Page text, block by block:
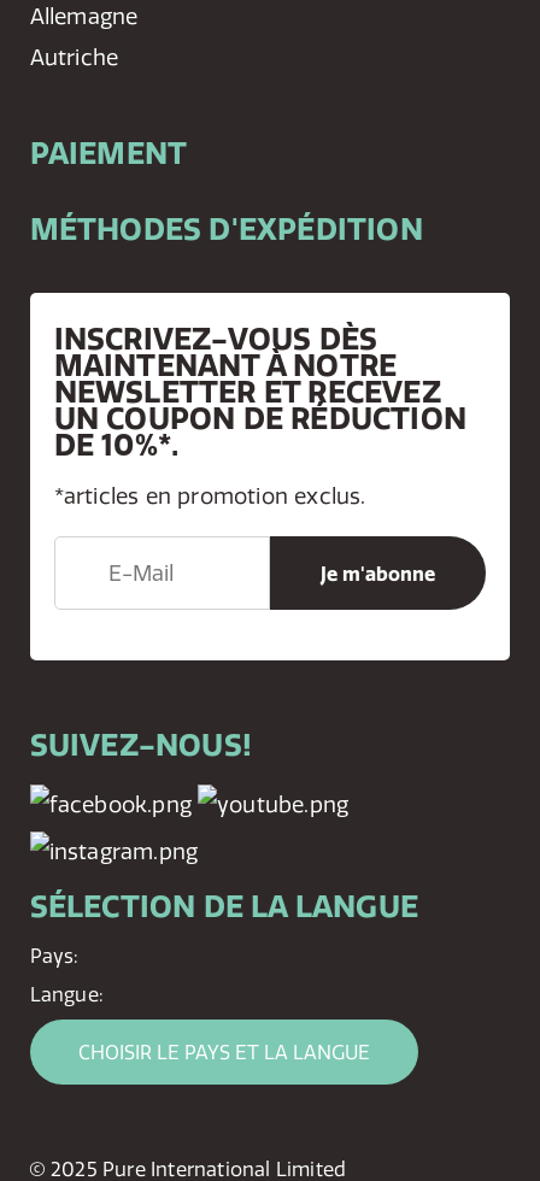
Allemagne
Autriche
PAIEMENT
MÉTHODES D'EXPÉDITION
INSCRIVEZ-VOUS DÈS
MAINTENANT À NOTRE
NEWSLETTER ET RECEVEZ
UN COUPON DE RÉDUCTION
DE 10%*.
*articles en promotion exclus.
SUIVEZ-NOUS!
SÉLECTION DE LA LANGUE
Pays:
Langue:
CHOISIR LE PAYS ET LA LANGUE
© 2025 Pure International Limited